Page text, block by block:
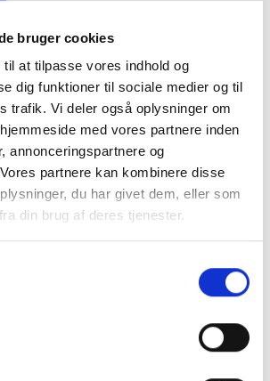
bruger cookies
at tilpasse vores indhold og
dig funktioner til sociale medier og til
trafik. Vi deler også oplysninger om
med vores partnere inden
annonceringspartnere og
partnere kan kombinere disse
du har givet dem, eller som
din brug af deres tjenester.
som overholder kravene til
på de konkrete
for at skabe imponerende
på lys, rum og værdiskabelse.
med et
brandprojekt der redegør for de
konstruktioner ved
tagetagen samt de brandmæssige
En del af
men spares efterfølgende i et